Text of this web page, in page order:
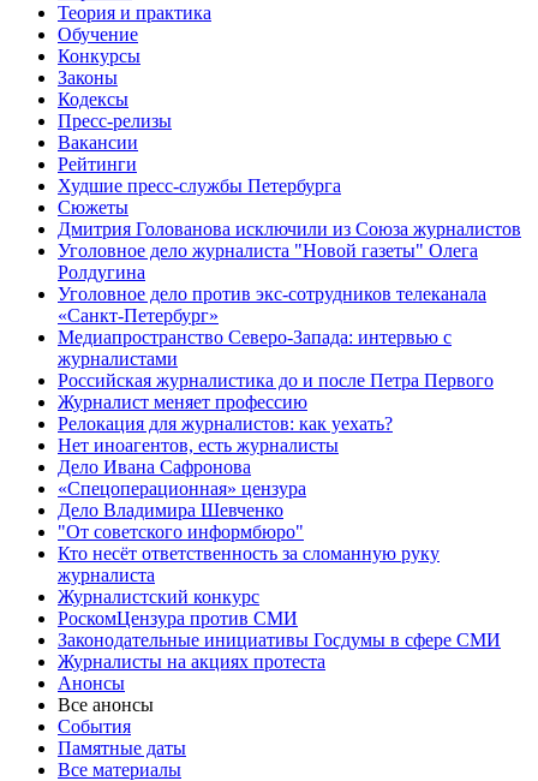
Теория и практика
Обучение
Конкурсы
Законы
Кодексы
Пресс-релизы
Вакансии
Рейтинги
Худшие пресс-службы Петербурга
Сюжеты
Дмитрия Голованова исключили из Союза журналистов
Уголовное дело журналиста "Новой газеты" Олега
Ролдугина
Уголовное дело против экс-сотрудников телеканала
«Санкт-Петербург»
Медиапространство Северо-Запада: интервью с
журналистами
Российская журналистика до и после Петра Первого
Журналист меняет профессию
Релокация для журналистов: как уехать?
Нет иноагентов, есть журналисты
Дело Ивана Сафронова
«Спецоперационная» цензура
Дело Владимира Шевченко
"От советского информбюро"
Кто несёт ответственность за сломанную руку
журналиста
Журналистский конкурс
РоскомЦензура против СМИ
Законодательные инициативы Госдумы в сфере СМИ
Журналисты на акциях протеста
Анонсы
Все анонсы
События
Памятные даты
Все материалы